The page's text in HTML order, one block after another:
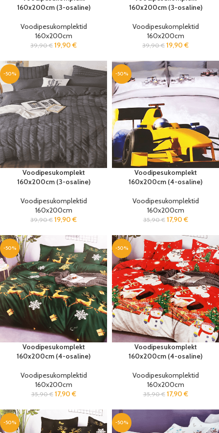
160x200cm (3-osaline)
Voodipesukomplektid
160x200cm
39,90€ 19,90 €
160x200cm (3-osaline)
Voodipesukomplektid
160x200cm
39,90€ 19,90 €
-50%
Voodipesukomplekt
160x200cm (3-osaline)
Voodipesukomplektid
160x200cm
39,90€ 19,90 €
-50%
Voodipesukomplekt
160x200cm (4-osaline)
Voodipesukomplektid
160x200cm
35,90€ 17,90 €
-50%
Voodipesukomplekt
160x200cm (4-osaline)
Voodipesukomplektid
160x200cm
35,90€ 17,90 €
-50%
Voodipesukomplekt
160x200cm (4-osaline)
Voodipesukomplektid
160x200cm
35,90€ 17,90 €
-50% -50%